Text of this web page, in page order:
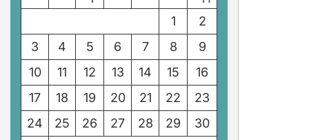
1
2
3
4 5 6 7 8
9
10
11 12 13 14 15
16
17
18 19 20 21 22
23
24
25 26 27 28 29
30